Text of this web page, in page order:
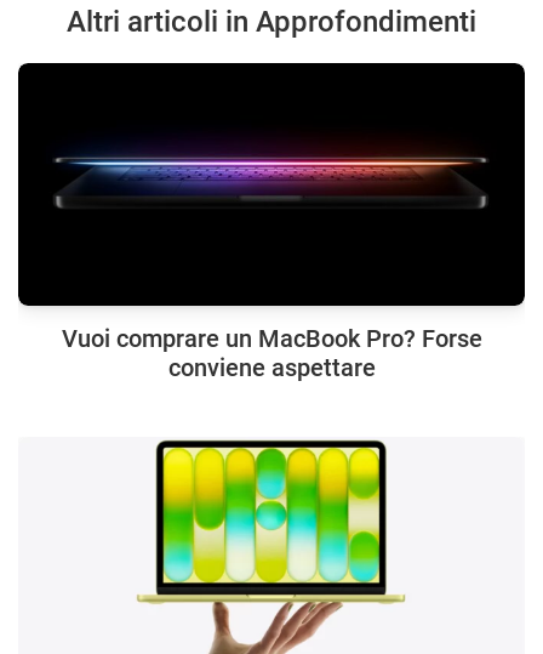
Altri articoli in Approfondimenti
Vuoi comprare un MacBook Pro? Forse
conviene aspettare